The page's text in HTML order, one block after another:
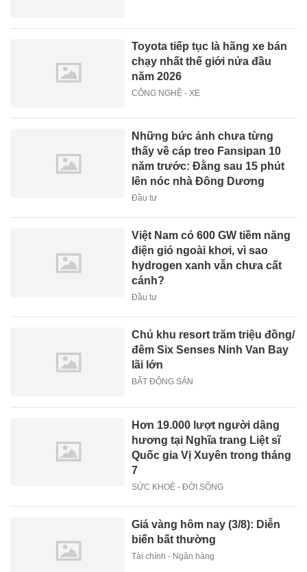
Toyota tiếp tục là hãng xe bán
chạy nhất thế giới nửa đầu
năm 2026
CÔNG NGHỆ - XE
Những bức ảnh chưa từng
thấy về cáp treo Fansipan 10
năm trước: Đằng sau 15 phút
lên nóc nhà Đông Dương
Đầu tư
Việt Nam có 600 GW tiềm năng
điện gió ngoài khơi, vì sao
hydrogen xanh vẫn chưa cất
cánh?
Đầu tư
Chủ khu resort trăm triệu đồng/
đêm Six Senses Ninh Van Bay
lãi lớn
BẤT ĐỘNG SẢN
Hơn 19.000 lượt người dâng
hương tại Nghĩa trang Liệt sĩ
Quốc gia Vị Xuyên trong tháng
7
SỨC KHOẺ - ĐỜI SỐNG
Giá vàng hôm nay (3/8): Diễn
biến bất thường
Tài chính - Ngân hàng